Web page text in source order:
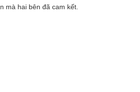
mà hai bên đã cam kết.